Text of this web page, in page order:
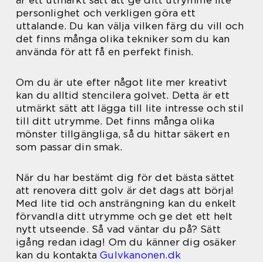
personlighet och verkligen göra ett
uttalande. Du kan välja vilken färg du vill och
det finns många olika tekniker som du kan
använda för att få en perfekt finish.
Om du är ute efter något lite mer kreativt
kan du alltid stencilera golvet. Detta är ett
utmärkt sätt att lägga till lite intresse och stil
till ditt utrymme. Det finns många olika
mönster tillgängliga, så du hittar säkert en
som passar din smak.
När du har bestämt dig för det bästa sättet
att renovera ditt golv är det dags att börja!
Med lite tid och ansträngning kan du enkelt
förvandla ditt utrymme och ge det ett helt
nytt utseende. Så vad väntar du på? Sätt
igång redan idag! Om du känner dig osäker
kan du kontaktaGulvkanonen.dk